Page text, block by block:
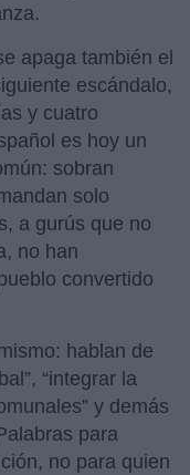
apaga también el
escándalo,
y cuatro
es hoy un
sobran
solo
a gurús que no
no han
convertido
hablan de
“integrar la
y demás
para
no para quien